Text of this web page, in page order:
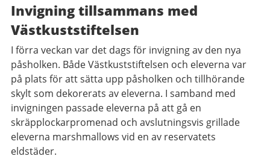
Invigning tillsammans med
Västkuststiftelsen
I förra veckan var det dags för invigning av den nya
påsholken. Både Västkuststiftelsen och eleverna var
på plats för att sätta upp påsholken och tillhörande
skylt som dekorerats av eleverna. I samband med
invigningen passade eleverna på att gå en
skräpplockarpromenad och avslutningsvis grillade
eleverna marshmallows vid en av reservatets
eldstäder.